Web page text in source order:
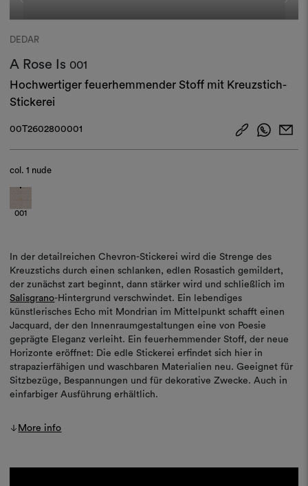
DEDAR
A Rose Is 001
Hochwertiger feuerhemmender Stoff mit Kreuzstich-
Stickerei
00T2602800001
col.1 nude
001
In der detailreichen Chevron-Stickerei wird die Strenge des
Kreuzstichs durch einen schlanken, edlen Rosastich gemildert,
der zunächst zart beginnt, dann stärker wird und schließlich im
Salisgrano-Hintergrund verschwindet. Ein lebendiges
künstlerisches Echo mit Mondrian im Mittelpunkt schafft einen
Jacquard, der den Innenraumgestaltungen eine von Poesie
geprägte Eleganz verleiht. Ein feuerhemmender Stoff, der neue
Horizonte eröffnet: Die edle Stickerei erfindet sich hier in
strapazierfähigen und waschbaren Materialien neu. Geeignet für
Sitzbezüge, Bespannungen und für dekorative Zwecke. Auch in
einfarbiger Ausführung erhältlich.
More info